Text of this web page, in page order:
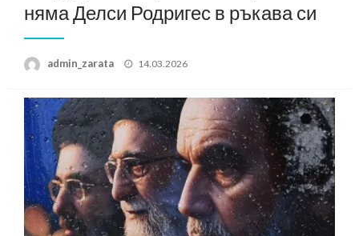
няма Делси Родригес в ръкава си
admin_zarata
Posted
14.03.2026